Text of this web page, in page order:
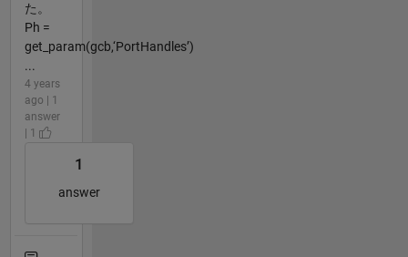
た。
Ph =
get_param(gcb,‘PortHandles’)
...
4 years
ago | 1
answer
| 1
1
answer